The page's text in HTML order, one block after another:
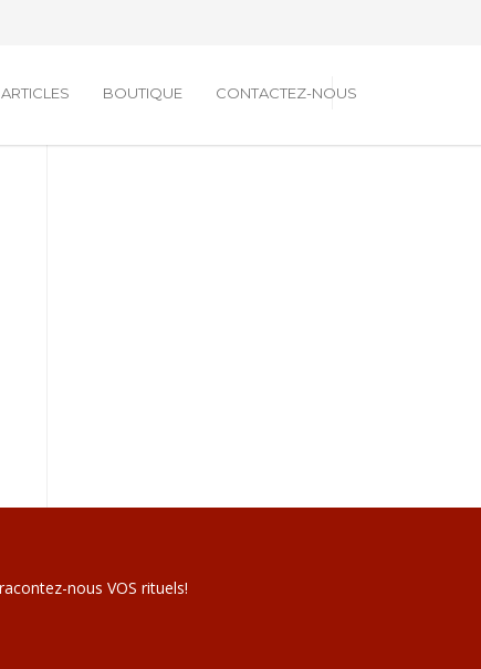
ARTICLES BOUTIQUE CONTACTEZ-NOUS